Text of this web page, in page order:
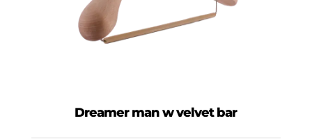
Dreamer man w velvet bar